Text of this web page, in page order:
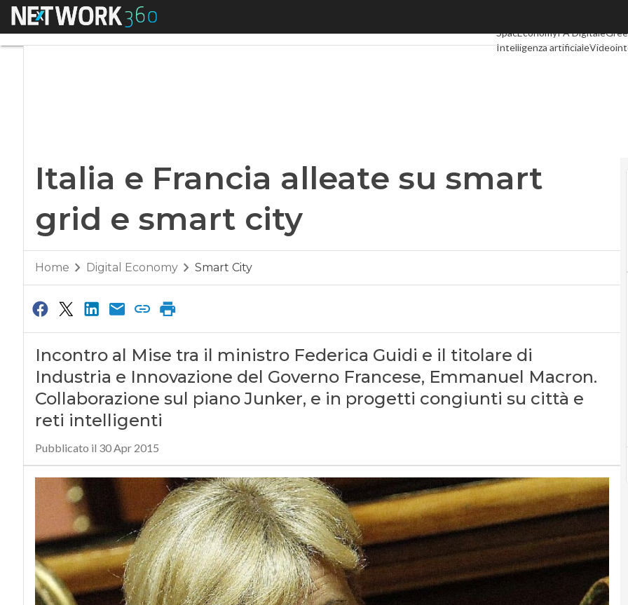
Menu
SpacEconomyPA Digitale
Intelligenza artificiale
Italia e Francia alleate su smart
grid e smart city
Home Digital Economy Smart City
Incontro al Mise tra il ministro Federica Guidi e il titolare di
Industria e Innovazione del Governo Francese, Emmanuel Macron.
Collaborazione sul piano Junker, e in progetti congiunti su città e
reti intelligenti
Pubblicato il 30 Apr 2015